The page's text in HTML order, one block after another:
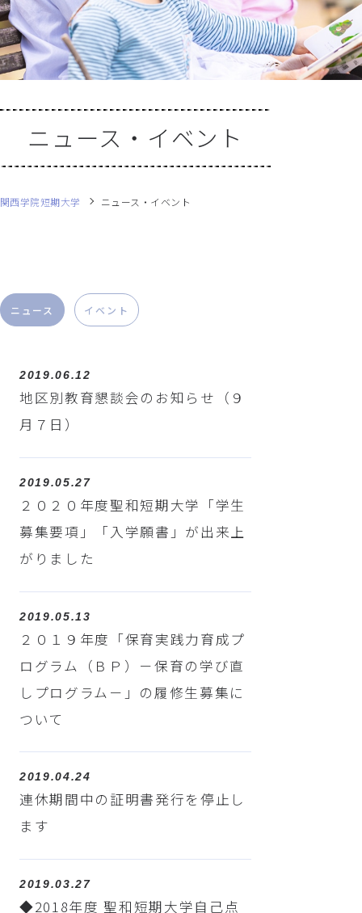
ニュース・イベント
関西学院短期大学 ニュース・イベント
ニュース イベント
2019.06.12
地区別教育懇談会のお知らせ（９
月７日）
2019.05.27
２０２０年度聖和短期大学「学生
募集要項」「入学願書」が出来上
がりました
2019.05.13
２０１９年度「保育実践力育成プ
ログラム（ＢＰ）－保育の学び直
しプログラム－」の履修生募集に
ついて
2019.04.24
連休期間中の証明書発行を停止し
ます
2019.03.27
◆2018年度 聖和短期大学自己点